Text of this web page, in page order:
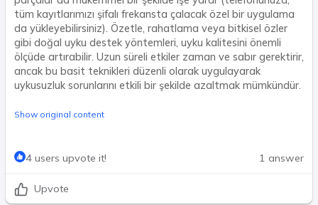
tüm kayıtlarımızı şifalı frekansta çalacak özel bir uygulama
da yükleyebilirsiniz). Özetle, rahatlama veya bitkisel özler
gibi doğal uyku destek yöntemleri, uyku kalitesini önemli
ölçüde artırabilir. Uzun süreli etkiler zaman ve sabır gerektirir,
ancak bu basit teknikleri düzenli olarak uygulayarak
uykusuzluk sorunlarını etkili bir şekilde azaltmak mümkündür.
Show original content
4 users upvote it! 1 answer
Upvote